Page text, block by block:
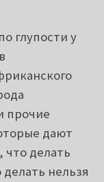
глупости у
прочие
дают
делать
нельзя